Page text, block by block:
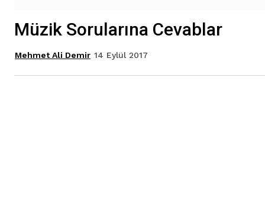
Müzik Sorularına Cevablar
Mehmet Ali Demir 14 Eylül 2017